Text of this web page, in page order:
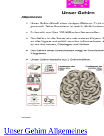
Unser Gehirn Allgemeines